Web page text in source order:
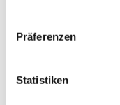
Präferenzen
Statistiken